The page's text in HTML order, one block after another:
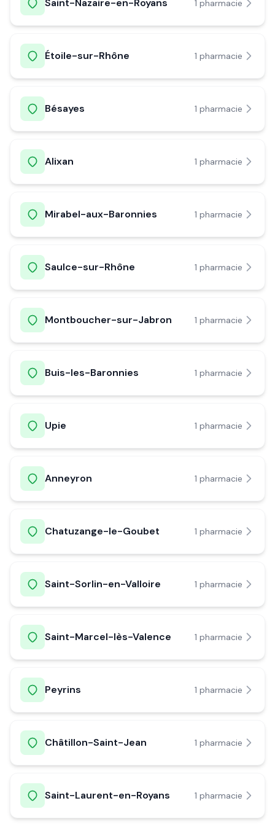
Saint-Nazaire-en-Royans 1 pharmacie
Étoile-sur-Rhône 1 pharmacie
Bésayes 1 pharmacie
Alixan 1 pharmacie
Mirabel-aux-Baronnies 1 pharmacie
Saulce-sur-Rhône 1 pharmacie
Montboucher-sur-Jabron 1 pharmacie
Buis-les-Baronnies 1 pharmacie
Upie 1 pharmacie
Anneyron 1 pharmacie
Chatuzange-le-Goubet 1 pharmacie
Saint-Sorlin-en-Valloire 1 pharmacie
Saint-Marcel-lès-Valence 1 pharmacie
Peyrins 1 pharmacie
Châtillon-Saint-Jean 1 pharmacie
Saint-Laurent-en-Royans 1 pharmacie